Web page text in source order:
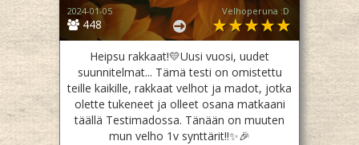
448
2024-01-05 Velhoperuna :D
Heipsu rakkaat!💛Uusi vuosi, uudet
suunnitelmat... Tämä testi on omistettu
teille kaikille, rakkaat velhot ja madot, jotka
olette tukeneet ja olleet osana matkaani
täällä Testimadossa. Tänään on muuten
mun velho 1v synttärit!!✨🎉